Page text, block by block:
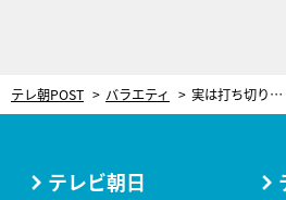
テレ朝POST バラエティ 実は打ち切りアニメだった『機動戦士ガンダム』。カズレーザーが理由を徹底分析！
テレビ朝日